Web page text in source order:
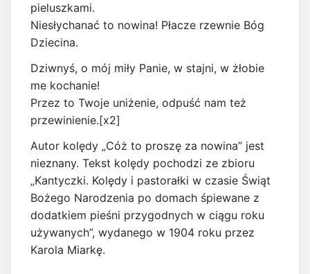
pieluszkami.
Niesłychanać to nowina! Płacze rzewnie Bóg
Dziecina.
Dziwnyś, o mój miły Panie, w stajni, w żłobie
me kochanie!
Przez to Twoje uniżenie, odpuść nam też
przewinienie.[x2]
Autor kolędy „Cóż to proszę za nowina” jest
nieznany. Tekst kolędy pochodzi ze zbioru
„Kantyczki. Kolędy i pastorałki w czasie Świąt
Bożego Narodzenia po domach śpiewane z
dodatkiem pieśni przygodnych w ciągu roku
używanych”, wydanego w 1904 roku przez
Karola Miarkę.